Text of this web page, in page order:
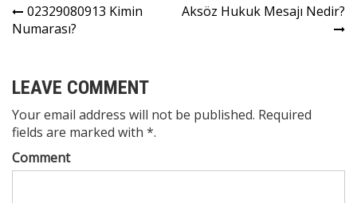
Yazı
gezinmesi
02329080913 Kimin
Numarası?
Aksöz Hukuk Mesajı Nedir?
LEAVE COMMENT
Your email address will not be published. Required
fields are marked with *.
Comment